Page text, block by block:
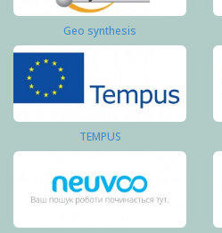
Geo synthesis
TEMPUS